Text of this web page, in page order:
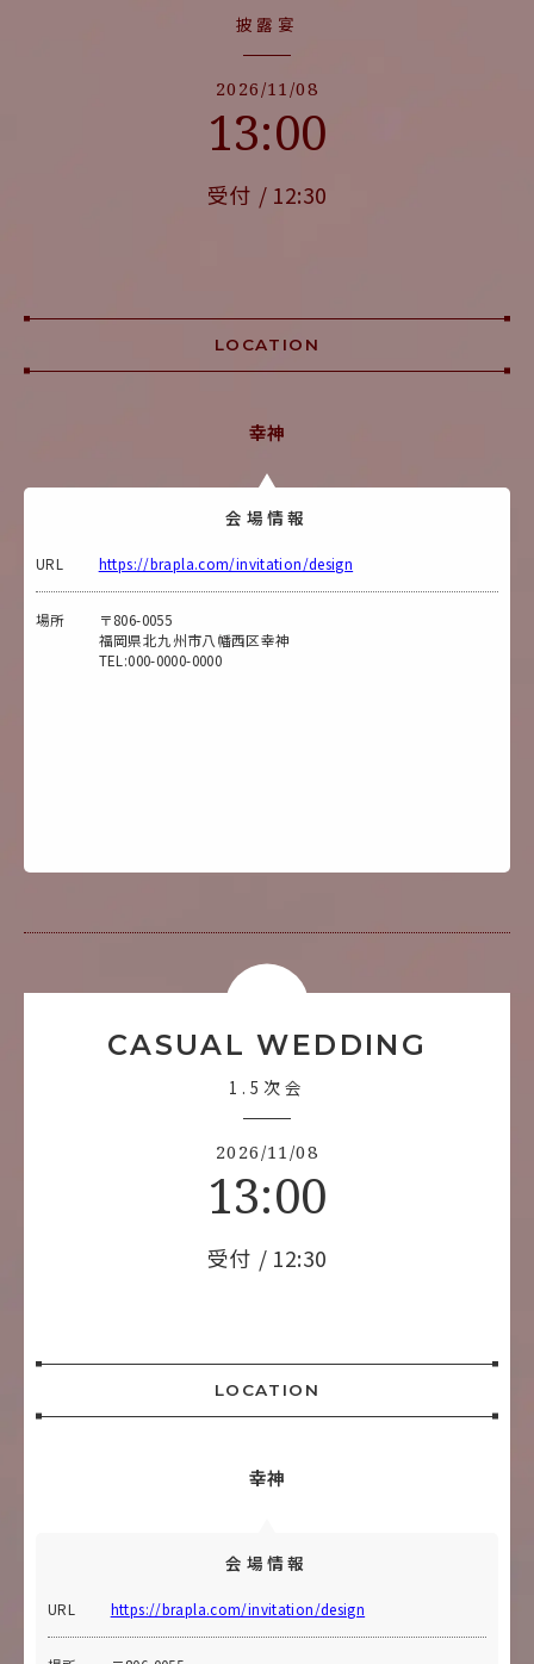
披露宴
2026/11/08
13:00
受付 12:30
LOCATION
幸神
会場情報
URL https://brapla.com/invitation/design
場所
〒806-0055
福岡県北九州市八幡西区幸神
TEL:000-0000-0000
CASUAL WEDDING
1.5次会
2026/11/08
13:00
受付 12:30
LOCATION
幸神
会場情報
URL https://brapla.com/invitation/design